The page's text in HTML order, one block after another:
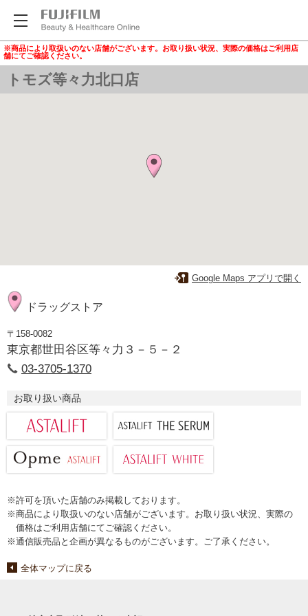
※商品により取扱いのない店舗がございます。お取り扱い状況、実際の価格はご利用店
舗にてご確認ください。
トモズ等々力北口店
Google Maps アプリで開く
ドラッグストア
〒158-0082
東京都世田谷区等々力３－５－２
03-3705-1370
お取り扱い商品
※許可を頂いた店舗のみ掲載しております。
※商品により取扱いのない店舗がございます。お取り扱い状況、実際の
価格はご利用店舗にてご確認ください。
※通信販売品と企画が異なるものがございます。ご了承ください。
全体マップに戻る